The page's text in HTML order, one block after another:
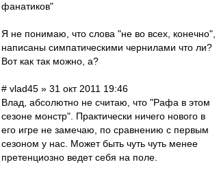
фанатиков"
Я не понимаю, что слова "не во всех, конечно",
написаны симпатическими чернилами что ли?
Вот как так можно, а?
# vlad45 » 31 окт 2011 19:46
Влад, абсолютно не считаю, что "Рафа в этом
сезоне монстр". Практически ничего нового в
его игре не замечаю, по сравнению с первым
сезоном у нас. Может быть чуть чуть менее
претенциозно ведет себя на поле.